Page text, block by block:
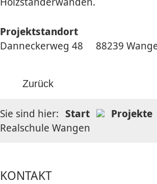
Projektstandort
Danneckerweg 48 88239
Zurück
Sie sind hier: Start Projekte
Realschule Wangen
KONTAKT